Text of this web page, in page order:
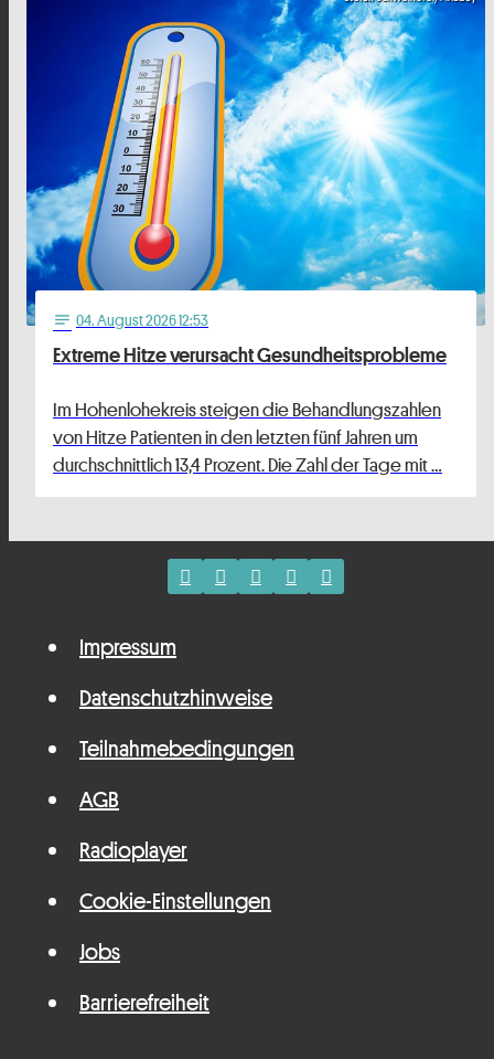
notes 04. August 2026 12:53
Extreme Hitze verursacht Gesundheitsprobleme
Im Hohenlohekreis steigen die Behandlungszahlen
von Hitze Patienten in den letzten fünf Jahren um
durchschnittlich 13,4 Prozent. Die Zahl der Tage mit …
Impressum
Datenschutzhinweise
Teilnahmebedingungen
AGB
Radioplayer
Cookie-Einstellungen
Jobs
Barrierefreiheit